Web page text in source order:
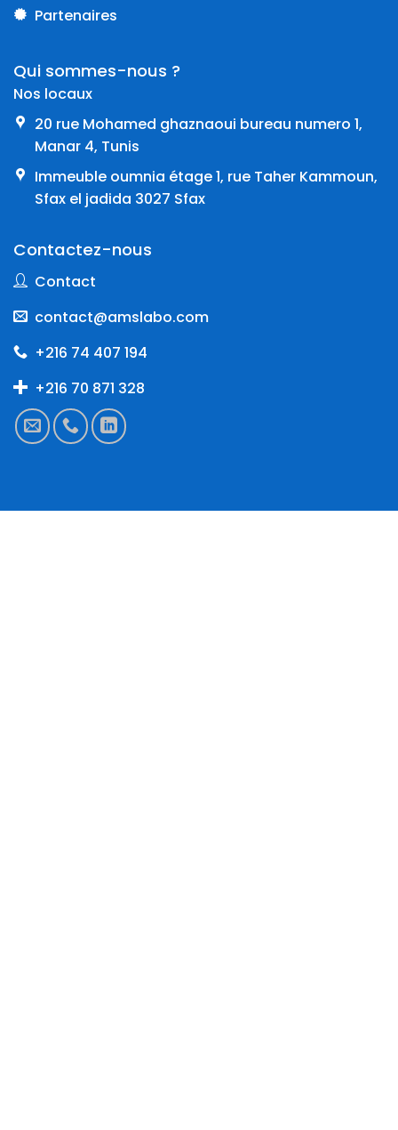
Partenaires
Qui sommes-nous ?
Nos locaux
20 rue Mohamed ghaznaoui bureau numero 1,
Manar 4, Tunis
Immeuble oumnia étage 1, rue Taher Kammoun,
Sfax el jadida 3027 Sfax
Contactez-nous
Contact
contact@amslabo.com
+216 74 407 194
+216 70 871 328